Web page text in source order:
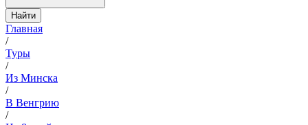
Найти
Главная
/
Туры
/
Из Минска
/
В Венгрию
/